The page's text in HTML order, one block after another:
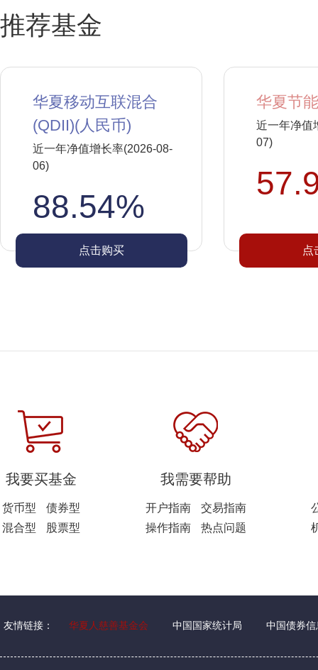
推荐基金
华夏移动互联混合
(QDII)(人民币)
近一年净值增长率(2026-08-
06)
88.54%
点击购买
华夏节
近一年净值
07)
点
我要买基金
货币型
债券型
混合型
股票型
我需要帮助
开户指南
交易指南
操作指南
热点问题
友情链接： 华夏人慈善基金会 中国国家统计局 中国债券信